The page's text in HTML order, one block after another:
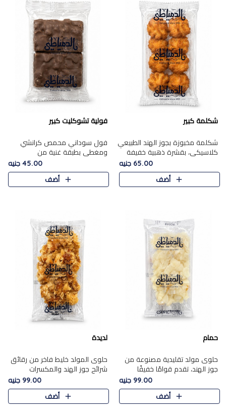
شكلمة كبير
شكلمة مخبوزة بجوز الهند الطبيعي
كلاسيكي، بقشرة ذهبية خفيفة
وقلب طري رطب يذوب في الفم،
تمنحك المذاق الشرقي الحلو الأصيل
التقليدي في كل لقمة.
65.00 جنيه
أضف
فولية تشوكليت كبير
فول سوداني محمص كرانشي
ومغطى بطبقة غنية من
الشوكولاتة، يجمع بين طعم
القرمشة الأصيلة الكلاسكيكية
التقليدية للفول السوداني وحلاوة
45.00 جنيه
أضف
حمام
حلوى مولد تقليدية مصنوعة من
جوز الهند، تقدم قوامًا خفيفًا
ونكهة شرقية أصيلة تجسد روح
الـموسم الأعياد.
99.00 جنيه
أضف
لديدة
حلوى المولد خليط فاخر من رقائق
شرائح جوز الهند والمكسرات
المحمصة، متماسك بشراب حلاوة
الكراميل الخفيفة ليمنحك قرمشة
غنية ومذاقًا شرقيًا أصيلً..
99.00 جنيه
أضف